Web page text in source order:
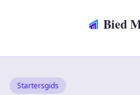
Bied
Startersgids